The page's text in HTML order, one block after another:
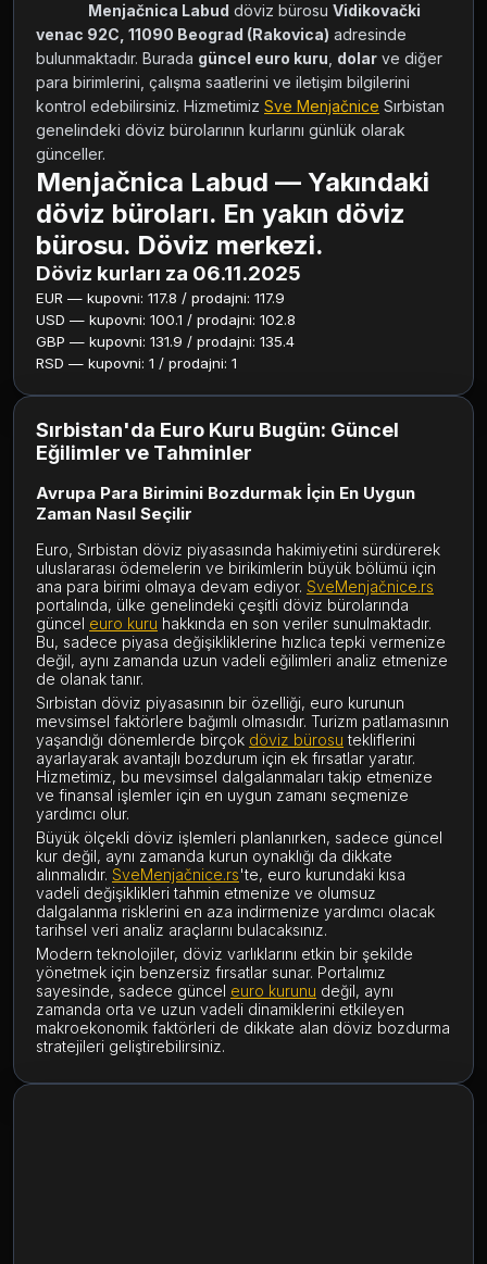
Menjačnica Labud döviz bürosu Vidikovački
venac 92C, 11090 Beograd (Rakovica) adresinde
bulunmaktadır. Burada güncel euro kuru dolar ve diğer
para birimlerini, çalışma saatlerini ve iletişim bilgilerini
kontrol edebilirsiniz. Hizmetimiz Sve Menjačnice Sırbistan
genelindeki döviz bürolarının kurlarını günlük olarak
günceller.
Menjačnica Labud — Yakındaki
döviz büroları. En yakın döviz
bürosu. Döviz merkezi.
Döviz kurları za 06.11.2025
EUR — kupovni: 117.8 / prodajni: 117.9
USD — kupovni: 100.1 / prodajni: 102.8
GBP — kupovni: 131.9 / prodajni: 135.4
RSD — kupovni: 1 / prodajni: 1
Sırbistan'da Euro Kuru Bugün: Güncel
Eğilimler ve Tahminler
Avrupa Para Birimini Bozdurmak İçin En Uygun
Zaman Nasıl Seçilir
Euro, Sırbistan döviz piyasasında hakimiyetini sürdürerek
uluslararası ödemelerin ve birikimlerin büyük bölümü için
ana para birimi olmaya devam ediyor. SveMenjačnice.rs
portalında, ülke genelindeki çeşitli döviz bürolarında
güncel euro kuru hakkında en son veriler sunulmaktadır.
Bu, sadece piyasa değişikliklerine hızlıca tepki vermenize
değil, aynı zamanda uzun vadeli eğilimleri analiz etmenize
de olanak tanır.
Sırbistan döviz piyasasının bir özelliği, euro kurunun
mevsimsel faktörlere bağımlı olmasıdır. Turizm patlamasının
yaşandığı dönemlerde birçok döviz bürosu tekliflerini
ayarlayarak avantajlı bozdurum için ek fırsatlar yaratır.
Hizmetimiz, bu mevsimsel dalgalanmaları takip etmenize
ve finansal işlemler için en uygun zamanı seçmenize
yardımcı olur.
Büyük ölçekli döviz işlemleri planlanırken, sadece güncel
kur değil, aynı zamanda kurun oynaklığı da dikkate
alınmalıdır. SveMenjačnice.rs'te, euro kurundaki kısa
vadeli değişiklikleri tahmin etmenize ve olumsuz
dalgalanma risklerini en aza indirmenize yardımcı olacak
tarihsel veri analiz araçlarını bulacaksınız.
Modern teknolojiler, döviz varlıklarını etkin bir şekilde
yönetmek için benzersiz fırsatlar sunar. Portalımız
sayesinde, sadece güncel euro kurunu değil, aynı
zamanda orta ve uzun vadeli dinamiklerini etkileyen
makroekonomik faktörleri de dikkate alan döviz bozdurma
stratejileri geliştirebilirsiniz.